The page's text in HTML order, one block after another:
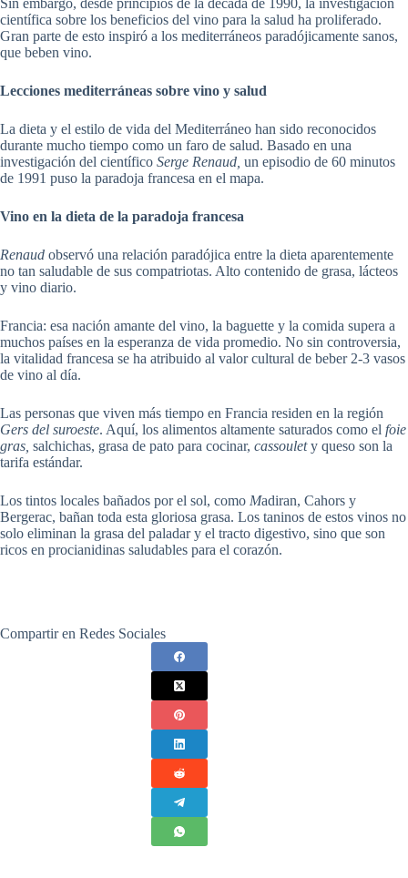
Sin embargo, desde principios de la década de 1990, la investigación
científica sobre los beneficios del vino para la salud ha proliferado.
Gran parte de esto inspiró a los mediterráneos paradójicamente sanos,
que beben vino.
Lecciones mediterráneas sobre vino y salud
La dieta y el estilo de vida del Mediterráneo han sido reconocidos
durante mucho tiempo como un faro de salud. Basado en una
investigación del científico Serge Renaud, un episodio de 60 minutos
de 1991 puso la paradoja francesa en el mapa.
Vino en la dieta de la paradoja francesa
Renaud observó una relación paradójica entre la dieta aparentemente
no tan saludable de sus compatriotas. Alto contenido de grasa, lácteos
y vino diario.
Francia: esa nación amante del vino, la baguette y la comida supera a
muchos países en la esperanza de vida promedio. No sin controversia,
la vitalidad francesa se ha atribuido al valor cultural de beber 2-3 vasos
de vino al día.
Las personas que viven más tiempo en Francia residen en la región
Gers del suroeste. Aquí, los alimentos altamente saturados como el foie
gras, salchichas, grasa de pato para cocinar, cassoulety queso son la
tarifa estándar.
Los tintos locales bañados por el sol, como Madiran, Cahors y
Bergerac, bañan toda esta gloriosa grasa. Los taninos de estos vinos no
solo eliminan la grasa del paladar y el tracto digestivo, sino que son
ricos en procianidinas saludables para el corazón.
Compartir en Redes Sociales